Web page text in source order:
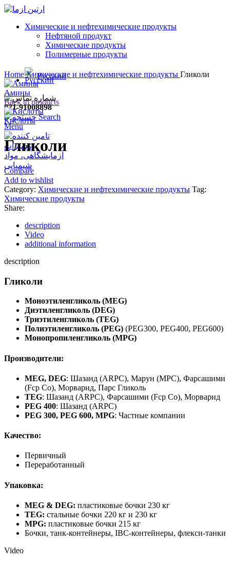
Химические и нефтехимические продукты
Нефтяной продукт
Химические продукты
Полимерные продукты
Русский
021-91008898
Search
Menu
HomeХимические и нефтехимические продукты Гликоли
Амины
Back to products
Кислоты
Гликоли
Compare
Add to wishlist
Category: Химические и нефтехимические продукты Tag:
Химические продукты
Share:
description
Video
additional information
description
Гликоли
Моноэтиленгликоль (MEG)
Диэтиленгликоль (DEG)
Триэтиленгликоль (TEG)
Полиэтиленгликоль (PEG) (PEG300, PEG400, PEG600)
Монопропиленгликоль (MPG)
Производители:
MEG, DEG: Шазанд (ARPC), Марун (MPC), Фарсашими
(Fcp Co), Морварид, Парс Гликоль
TEG: Шазанд (ARPC), Фарсашими (Fcp Co), Морварид
PEG 400: Шазанд (ARPC)
PEG 300, PEG 600, MPG: Частные компании
Качество:
Первичный
Переработанный
Упаковка:
MEG & DEG: пластиковые бочки 230 кг
TEG: стальные бочки 220 кг и 230 кг
MPG: пластиковые бочки 215 кг
Бочки, танк-контейнеры, IBC-контейнеры, флекси-танки
Video